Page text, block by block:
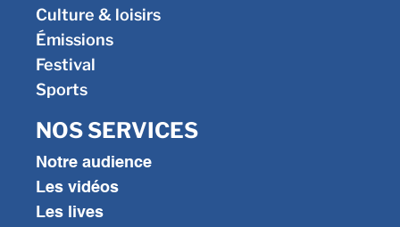
Culture & loisirs
Émissions
Festival
Sports
NOS SERVICES
Notre audience
Les vidéos
Les lives